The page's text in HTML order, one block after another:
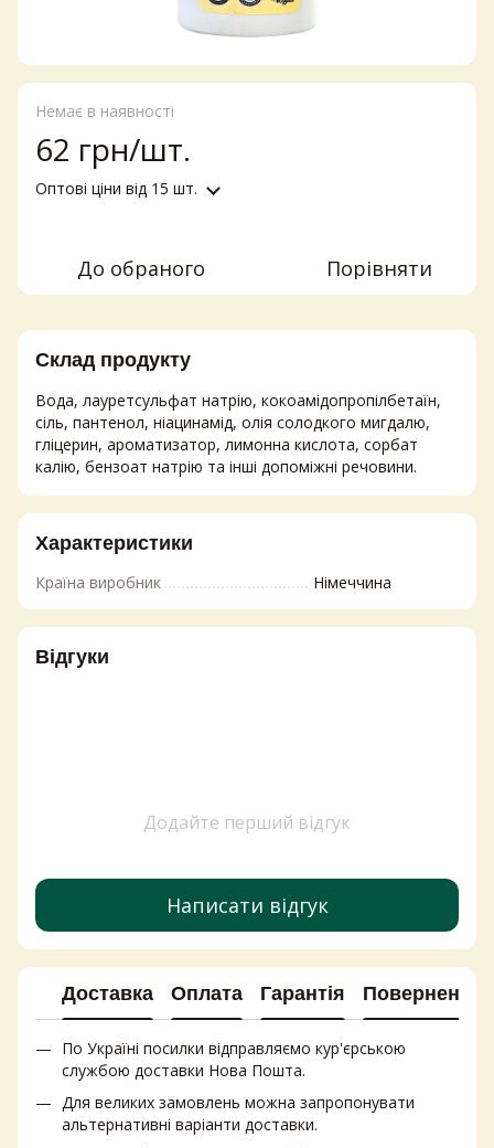
Немає в наявності
62 грн/шт.
Оптові ціни від 15 шт.
До обраного Порівняти
Склад продукту
Вода, лауретсульфат натрію, кокоамідопропілбетаїн,
сіль, пантенол, ніацинамід, олія солодкого мигдалю,
гліцерин, ароматизатор, лимонна кислота, сорбат
калію, бензоат натрію та інші допоміжні речовини.
Характеристики
Країна виробник Німеччина
Відгуки
Додайте перший відгук
Написати відгук
Доставка Оплата Гарантія Повернення
По Україні посилки відправляємо кур'єрською
службою доставки Нова Пошта.
Для великих замовлень можна запропонувати
альтернативні варіанти доставки.